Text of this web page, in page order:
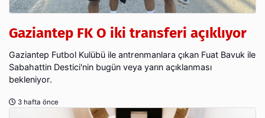
Gaziantep FK O iki transferi açıklıyor
Gaziantep Futbol Kulübü ile antrenmanlara çıkan Fuat Bavuk ile
Sabahattin Destici'nin bugün veya yarın açıklanması
bekleniyor.
3 hafta önce